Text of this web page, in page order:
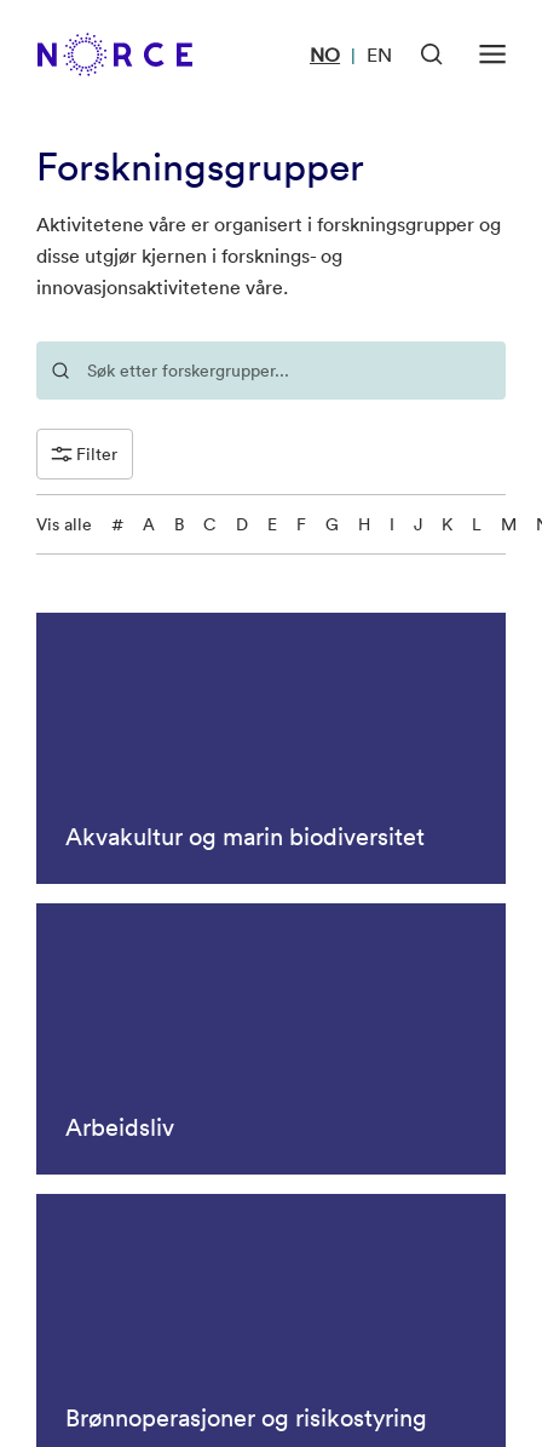
NO | EN
Forskningsgrupper
Aktivitetene våre er organisert i forskningsgrupper og
disse utgjør kjernen i forsknings- og
innovasjonsaktivitetene våre.
Filter
Vis alle # A B C D E F G H I J K L M
Akvakultur og marin biodiversitet
Arbeidsliv
Brønnoperasjoner og risikostyring